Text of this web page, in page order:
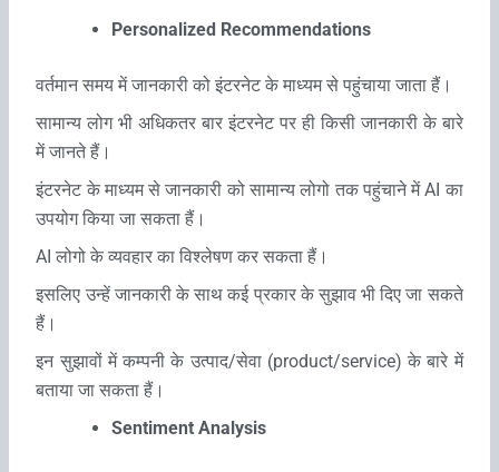
Personalized Recommendations
वर्तमान समय में जानकारी को इंटरनेट के माध्‍यम से पहुंचाया जाता हैं।
सामान्‍य लोग भी अधिकतर बार इंटरनेट पर ही किसी जानकारी के बारे
में जानते हैं।
इंटरनेट के माध्‍यम से जानकारी को सामान्‍य लोगो तक पहुंचाने में AI का
उपयोग किया जा सकता हैं।
AI लोगो के व्‍यवहार का विश्‍लेषण कर सकता हैं।
इसलिए उन्‍हें जानकारी के साथ कई प्रकार के सुझाव भी दिए जा सकते
हैं।
इन सुझावों में कम्‍पनी के उत्‍पाद/सेवा (product/service) के बारे में
बताया जा सकता हैं।
Sentiment Analysis